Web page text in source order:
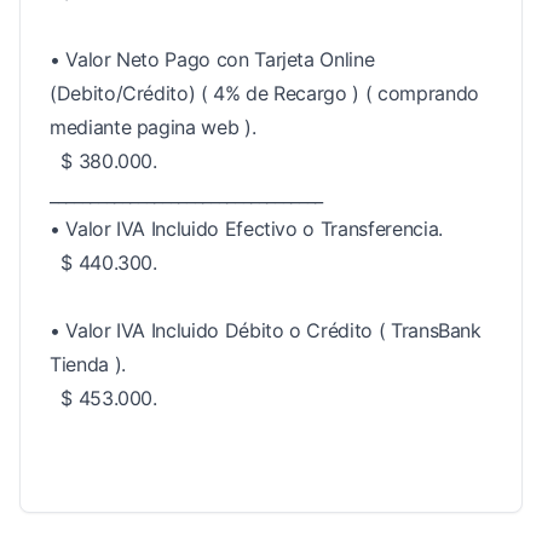
• Valor Neto Pago con Tarjeta Online
(Debito/Crédito) ( 4% de Recargo ) ( comprando
mediante pagina web ).
$ 380.000.
• Valor IVA Incluido Efectivo o Transferencia.
$ 440.300.
• Valor IVA Incluido Débito o Crédito ( TransBank
Tienda ).
$ 453.000.